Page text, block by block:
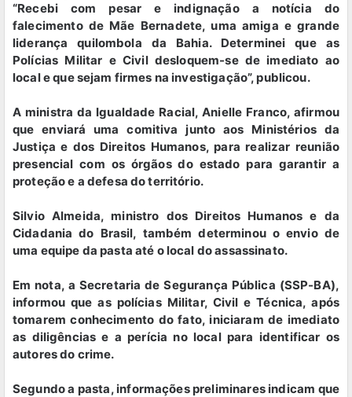
“Recebi com pesar e indignação a notícia do
falecimento de Mãe Bernadete, uma amiga e grande
liderança quilombola da Bahia. Determinei que as
Polícias Militar e Civil desloquem-se de imediato ao
local e que sejam firmes na investigação”, publicou.
A ministra da Igualdade Racial, Anielle Franco, afirmou
que enviará uma comitiva junto aos Ministérios da
Justiça e dos Direitos Humanos, para realizar reunião
presencial com os órgãos do estado para garantir a
proteção e a defesa do território.
Silvio Almeida, ministro dos Direitos Humanos e da
Cidadania do Brasil, também determinou o envio de
uma equipe da pasta até o local do assassinato.
Em nota, a Secretaria de Segurança Pública (SSP-BA),
informou que as polícias Militar, Civil e Técnica, após
tomarem conhecimento do fato, iniciaram de imediato
as diligências e a perícia no local para identificar os
autores do crime.
Segundo a pasta, informações preliminares indicam que